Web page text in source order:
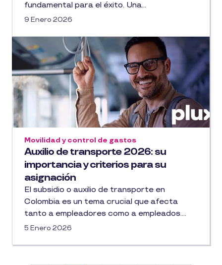
fundamental para el éxito. Una...
9 Enero 2026
Auxilio de transporte 2026: su
importancia y criterios para su
asignación
Movilidad y control de gastos
El subsidio o auxilio de transporte en
Colombia es un tema crucial que afecta
tanto a empleadores como a empleados....
5 Enero 2026